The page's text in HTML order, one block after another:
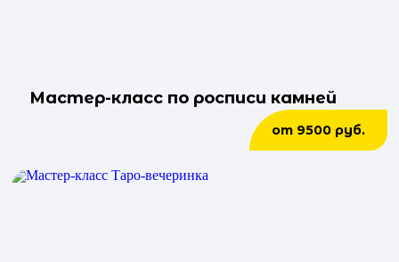
Мастер-класс по росписи камней
от 9500 руб.